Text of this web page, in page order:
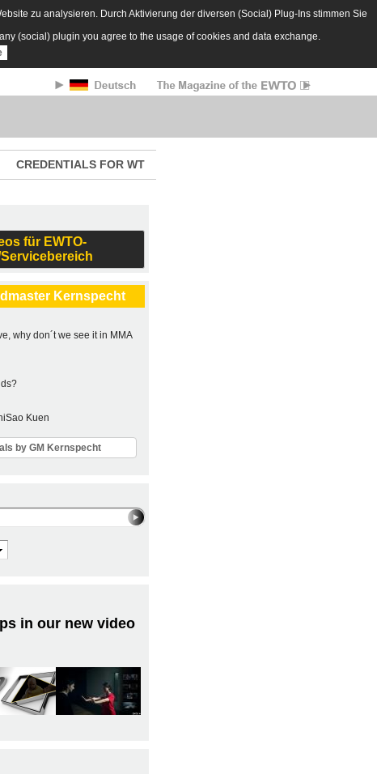
zu analysieren. Durch Aktivierung der diversen (Social) Plug-Ins stimmen Sie
(social) plugin you agree to the usage of cookies and data exchange.
CREDENTIALS FOR WT
für EWTO-
Kernspecht
why don´t we see it in MMA
Kuen
by GM Kernspecht
in our new video